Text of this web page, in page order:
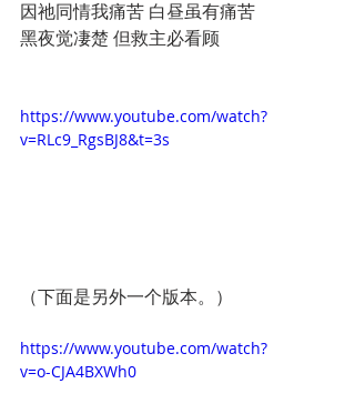
因祂同情我痛苦 白昼虽有痛苦
黑夜觉凄楚 但救主必看顾
https://www.youtube.com/watch?
v=RLc9_RgsBJ8&t=3s
（下面是另外一个版本。）
https://www.youtube.com/watch?
v=o-CJA4BXWh0